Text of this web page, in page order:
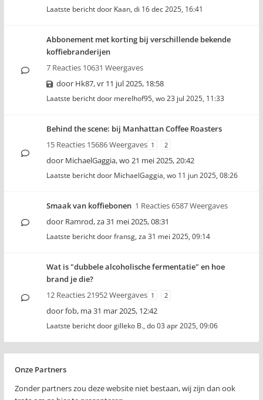
Laatste bericht door Kaan, di 16 dec 2025, 16:41
Abbonement met korting bij verschillende bekende
koffiebranderijen
7 Reacties 10631 Weergaves
door Hk87,vr 11 jul 2025, 18:58
Laatste bericht door merelhof95, wo 23 jul 2025, 11:33
Behind the scene: bij Manhattan Coffee Roasters
15 Reacties 15686 Weergaves 1 2
door MichaelGaggia,wo 21 mei 2025, 20:42
Laatste bericht door MichaelGaggia, wo 11 jun 2025, 08:26
Smaak van koffiebonen 1 Reacties 6587 Weergaves
door Ramrod,za 31 mei 2025, 08:31
Laatste bericht doorfransg, za 31 mei 2025, 09:14
Wat is "dubbele alcoholische fermentatie" en hoe
brand je die?
12 Reacties 21952 Weergaves 1 2
doorfob, ma 31 mar 2025, 12:42
Laatste bericht doorgilleko B., do 03 apr 2025, 09:06
Onze Partners
Zonder partners zou deze website niet bestaan, wij zijn dan ook